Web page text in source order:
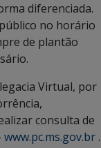
diferenciada.
no horário
de plantão
Virtual, por
consulta de
www.pc.ms.gov.br .